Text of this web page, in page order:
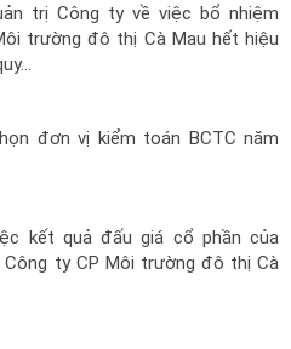
trị Công ty về việc bổ nhiệm
trường đô thị Cà Mau hết hiệu
đơn vị kiểm toán BCTC năm
kết quả đấu giá cổ phần của
ty CP Môi trường đô thị Cà